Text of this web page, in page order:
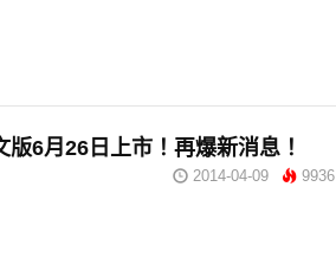
版6月26日上市！再爆新消息！
2014-04-09 9936